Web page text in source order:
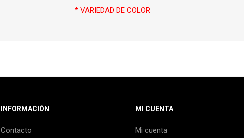
* VARIEDAD DE COLOR
INFORMACIÓN
Contacto
MI CUENTA
Mi cuenta